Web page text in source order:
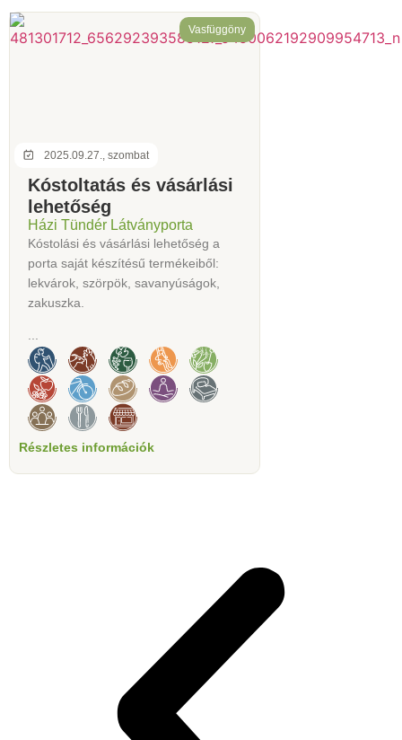
2025.09.27., szombat
Vasfüggöny
Kóstoltatás és vásárlási
lehetőség
Házi Tündér Látványporta
Kóstolási és vásárlási lehetőség a
porta saját készítésű termékeiből:
lekvárok, szörpök, savanyúságok,
zakuszka.
...
Részletes információk